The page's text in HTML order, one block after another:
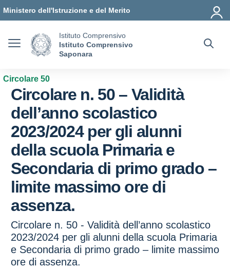
Ministero dell'Istruzione e del Merito
Istituto Comprensivo
Istituto Comprensivo
Saponara
Circolare 50
Circolare n. 50 – Validità
dell’anno scolastico
2023/2024 per gli alunni
della scuola Primaria e
Secondaria di primo grado –
limite massimo ore di
assenza.
Circolare n. 50 - Validità dell’anno scolastico
2023/2024 per gli alunni della scuola Primaria
e Secondaria di primo grado – limite massimo
ore di assenza.